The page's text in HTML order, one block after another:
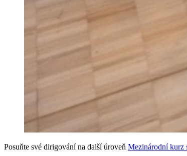
Posuňte své dirigování na další úroveň Mezinárodní kurz